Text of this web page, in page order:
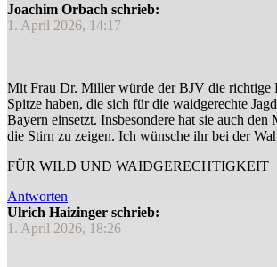
Joachim Orbach schrieb:
1. April 2026, 14:17
Mit Frau Dr. Miller würde der BJV die richtige
Spitze haben, die sich für die waidgerechte
Bayern einsetzt. Insbesondere hat sie auch den
die Stirn zu zeigen. Ich wünsche ihr bei der
FÜR WILD UND WAIDGERECHTIGKEIT
Antworten
Ulrich Haizinger schrieb:
1. April 2026, 18:26